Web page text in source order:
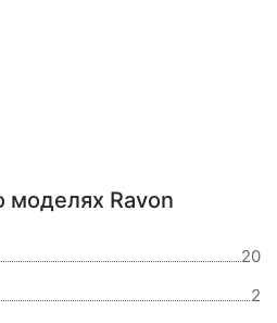
моделях Ravon
20
2